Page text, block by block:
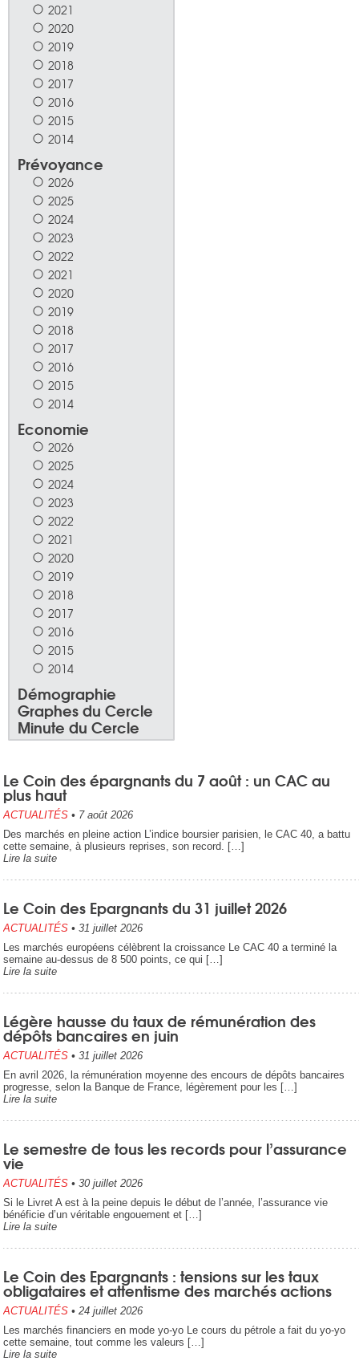
2021
2020
2019
2018
2017
2016
2015
2014
Prévoyance
2026
2025
2024
2023
2022
2021
2020
2019
2018
2017
2016
2015
2014
Economie
2026
2025
2024
2023
2022
2021
2020
2019
2018
2017
2016
2015
2014
Démographie
Graphes du Cercle
Minute du Cercle
Le Coin des épargnants du 7 août : un CAC au
plus haut
ACTUALITÉS • 7 août 2026
Des marchés en pleine action L’indice boursier parisien, le CAC 40, a battu
cette semaine, à plusieurs reprises, son record. […]
Lire la suite
Le Coin des Epargnants du 31 juillet 2026
ACTUALITÉS • 31 juillet 2026
Les marchés européens célèbrent la croissance Le CAC 40 a terminé la
semaine au-dessus de 8 500 points, ce qui […]
Lire la suite
Légère hausse du taux de rémunération des
dépôts bancaires en juin
ACTUALITÉS • 31 juillet 2026
En avril 2026, la rémunération moyenne des encours de dépôts bancaires
progresse, selon la Banque de France, légèrement pour les […]
Lire la suite
Le semestre de tous les records pour l’assurance
vie
ACTUALITÉS • 30 juillet 2026
Si le Livret A est à la peine depuis le début de l’année, l’assurance vie
bénéficie d’un véritable engouement et […]
Lire la suite
Le Coin des Epargnants : tensions sur les taux
obligataires et attentisme des marchés actions
ACTUALITÉS • 24 juillet 2026
Les marchés financiers en mode yo-yo Le cours du pétrole a fait du yo-yo
cette semaine, tout comme les valeurs […]
Lire la suite